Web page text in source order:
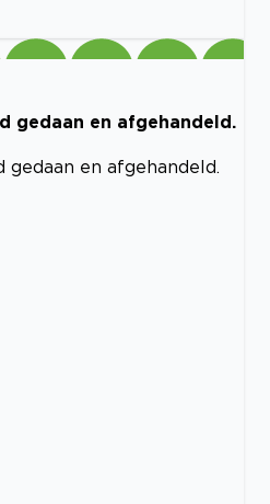
gedaan en afgehandeld.
gedaan en afgehandeld.